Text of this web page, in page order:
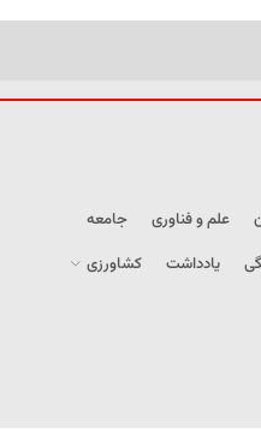
علم و فناوری
جامعه
یادداشت
کشاورزی